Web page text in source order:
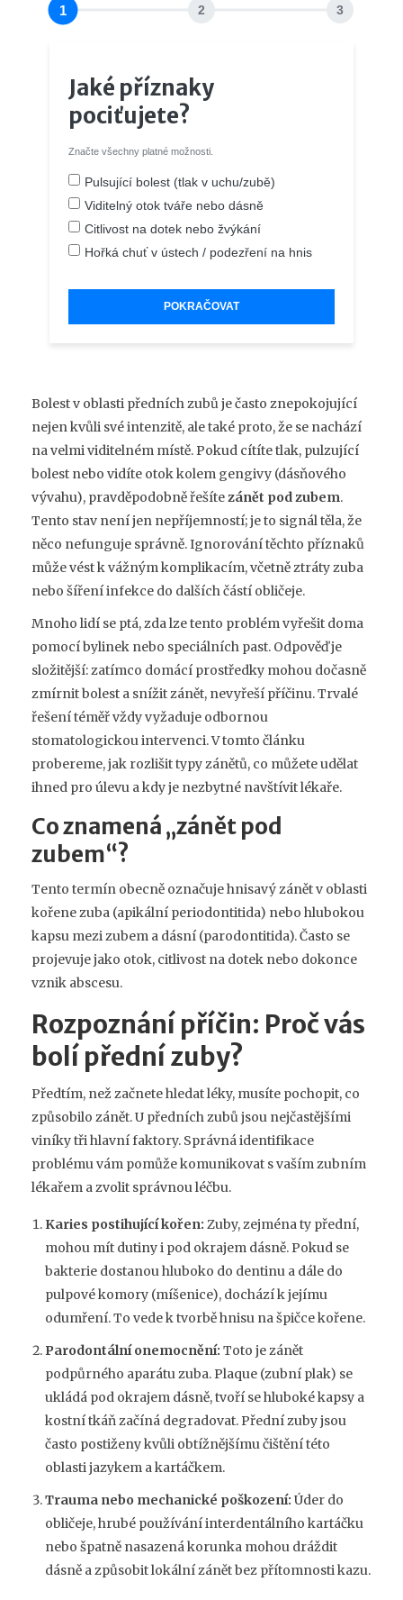
1 2 3
Jaké příznaky
pociťujete?
Značte všechny platné možnosti.
Pulsující bolest (tlak v uchu/zubě)
Viditelný otok tváře nebo dásně
Citlivost na dotek nebo žvýkání
Hořká chuť v ústech / podezření na hnis
POKRAČOVAT
Bolest v oblasti předních zubů je často znepokojující
nejen kvůli své intenzitě, ale také proto, že se nachází
na velmi viditelném místě. Pokud cítíte tlak, pulzující
bolest nebo vidíte otok kolem gengivy (dásňového
vývahu), pravděpodobně řešítezánět pod zubem.
Tento stav není jen nepříjemností; je to signál těla, že
něco nefunguje správně. Ignorování těchto příznaků
může vést k vážným komplikacím, včetně ztráty zuba
nebo šíření infekce do dalších částí obličeje.
Mnoho lidí se ptá, zda lze tento problém vyřešit doma
pomocí bylinek nebo speciálních past. Odpověď je
složitější: zatímco domácí prostředky mohou dočasně
zmírnit bolest a snížit zánět, nevyřeší příčinu. Trvalé
řešení téměř vždy vyžaduje odbornou
stomatologickou intervenci. V tomto článku
probereme, jak rozlišit typy zánětů, co můžete udělat
ihned pro úlevu a kdy je nezbytné navštívit lékaře.
Co znamená „zánět pod
zubem“?
Tento termín obecně označuje hnisavý zánět v oblasti
kořene zuba (apikální periodontitida) nebo hlubokou
kapsu mezi zubem a dásní (parodontitida). Často se
projevuje jako otok, citlivost na dotek nebo dokonce
vznik abscesu.
Rozpoznání příčin: Proč vás
bolí přední zuby?
Předtím, než začnete hledat léky, musíte pochopit, co
způsobilo zánět. U předních zubů jsou nejčastějšími
viníky tři hlavní faktory. Správná identifikace
problému vám pomůže komunikovat s vašímzubním
lékařem a zvolit správnou léčbu.
Karies postihující kořen: Zuby, zejména ty přední,
mohou mít dutiny i pod okrajem dásně. Pokud se
bakterie dostanou hluboko do dentinu a dále do
pulpové komory (míšenice), dochází k jejímu
odumření. To vede k tvorbě hnisu na špičce kořene.
Parodontální onemocnění: Toto je zánět
podpůrného aparátu zuba. Plaque (zubní plak) se
ukládá pod okrajem dásně, tvoří se hluboké kapsy a
kostní tkáň začíná degradovat. Přední zuby jsou
často postiženy kvůli obtížnějšímu čištění této
oblasti jazykem a kartáčkem.
Trauma nebo mechanické poškození: Úder do
obličeje, hrubé používání interdentálního kartáčku
nebo špatně nasazená korunka mohou dráždit
dásně a způsobit lokální zánět bez přítomnosti kazu.